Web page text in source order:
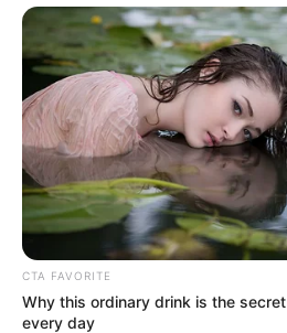
ΤΑ ΠΙΟ
CTA FAVORITE
Why this ordinary drink is the
every day